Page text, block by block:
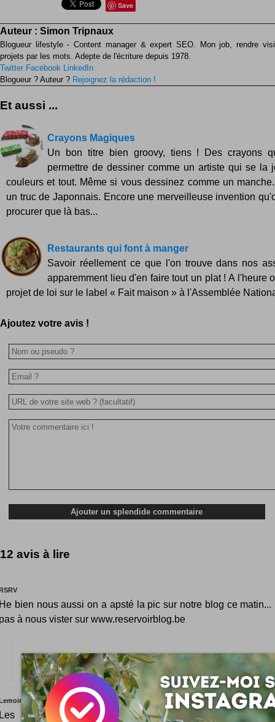
Save
Auteur : Simon Tripnaux
Blogueur lifestyle - Content manager & expert SEO. Mon job, rendre
projets par les mots. Adepte de l'écriture depuis 1978.
Twitter Facebook LinkedIn
Blogueur ? Auteur ? Rejoignez la rédaction !
Et aussi ...
Crayons Magiques
Un bon titre bien groovy, tiens ! Des crayons
permettre de dessiner comme un artiste qui se la
couleurs et tout. Même si vous dessinez comme un
un truc de Japonnais. Encore une merveilleuse invention
procurer que là bas...
Restaurants qui font à manger
Savoir réellement ce que l'on trouve dans nos
apparemment lieu d'en faire tout un plat ! A l'heure
projet de loi sur le label « Fait maison » à l'Assemblée
Ajoutez votre avis !
12 avis à lire
bien nous aussi on a apsté la pic sur notre blog ce matin...
à nous vister sur www.reservoirblog.be
J'ai toujours su que Reservoirblog était une valeur sûre ! :)
photos de la crêpe est génial! Il est évident, les